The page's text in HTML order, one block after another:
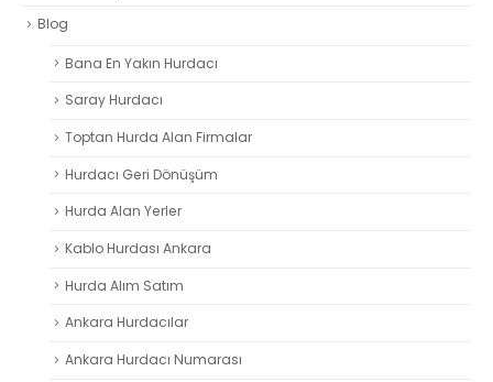
Blog
Bana En Yakın Hurdacı
Saray Hurdacı
Toptan Hurda Alan Firmalar
Hurdacı Geri Dönüşüm
Hurda Alan Yerler
Kablo Hurdası Ankara
Hurda Alım Satım
Ankara Hurdacılar
Ankara Hurdacı Numarası